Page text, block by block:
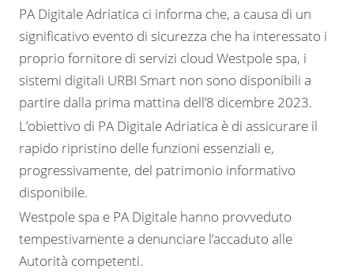
PA Digitale Adriatica ci informa che, a causa di un
significativo evento di sicurezza che ha interessato i
proprio fornitore di servizi cloud Westpole spa, i
sistemi digitali URBI Smart non sono disponibili a
partire dalla prima mattina dell’8 dicembre 2023.
L’obiettivo di PA Digitale Adriatica è di assicurare il
rapido ripristino delle funzioni essenziali e,
progressivamente, del patrimonio informativo
disponibile.
Westpole spa e PA Digitale hanno provveduto
tempestivamente a denunciare l’accaduto alle
Autorità competenti.